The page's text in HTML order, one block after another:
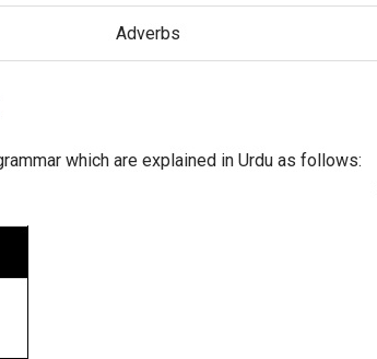
Adverbs
which are explained in Urdu as follows: